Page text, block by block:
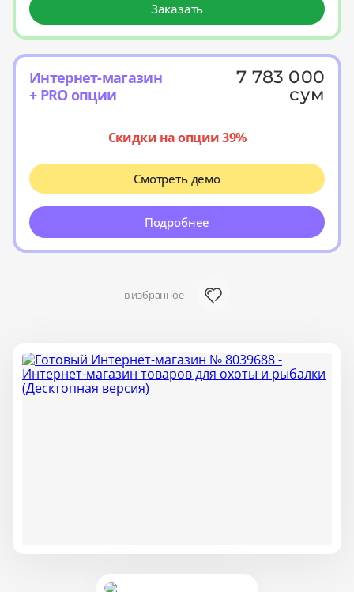
в избранное -
Заказать
Интернет-магазин
+ PRO опции
7 783 000
сум
Скидки на опции 39%
Смотреть демо
Подробнее